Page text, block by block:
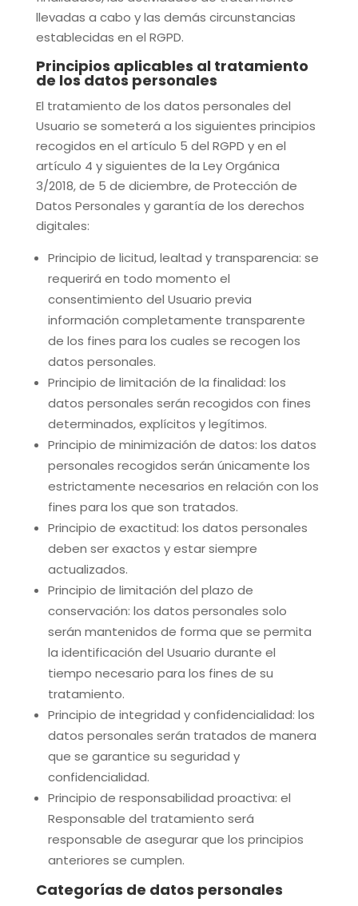
llevadas a cabo y las demás circunstancias
establecidas en el RGPD.
Principios aplicables al tratamiento
de los datos personales
El tratamiento de los datos personales del
Usuario se someterá a los siguientes principios
recogidos en el artículo 5 del RGPD y en el
artículo 4 y siguientes de la Ley Orgánica
3/2018, de 5 de diciembre, de Protección de
Datos Personales y garantía de los derechos
digitales:
Principio de licitud, lealtad y transparencia: se
requerirá en todo momento el
consentimiento del Usuario previa
información completamente transparente
de los fines para los cuales se recogen los
datos personales.
Principio de limitación de la finalidad: los
datos personales serán recogidos con fines
determinados, explícitos y legítimos.
Principio de minimización de datos: los datos
personales recogidos serán únicamente los
estrictamente necesarios en relación con los
fines para los que son tratados.
Principio de exactitud: los datos personales
deben ser exactos y estar siempre
actualizados.
Principio de limitación del plazo de
conservación: los datos personales solo
serán mantenidos de forma que se permita
la identificación del Usuario durante el
tiempo necesario para los fines de su
tratamiento.
Principio de integridad y confidencialidad: los
datos personales serán tratados de manera
que se garantice su seguridad y
confidencialidad.
Principio de responsabilidad proactiva: el
Responsable del tratamiento será
responsable de asegurar que los principios
anteriores se cumplen.
Categorías de datos personales